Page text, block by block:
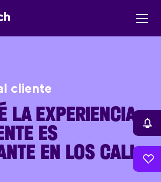
cliente
LA EXPERIENCIA
ES
EN LOS CALL